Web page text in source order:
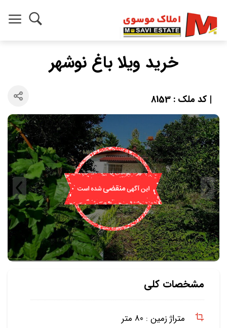
خرید ویلا باغ نوشهر
| کد ملک : 8153
مشخصات کلی
متراژ زمین : 80 متر